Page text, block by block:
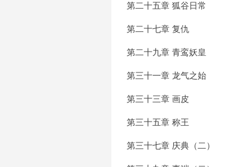
第二十五章 狐谷日常
第二十七章 复仇
第二十九章 青鸾妖皇
第三十一章 龙气之始
第三十三章 画皮
第三十五章 称王
第三十七章 庆典（二）